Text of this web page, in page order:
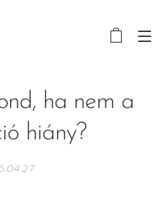
ha nem a
hiány?